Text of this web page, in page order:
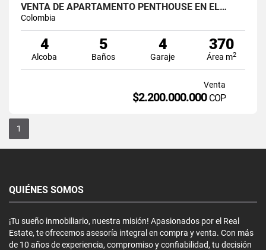
VENTA DE APARTAMENTO PENTHOUSE EN EL…
Colombia
4
Alcoba
5
Baños
4
Garaje
370
Área m2
Venta
$2.200.000.000 COP
1
QUIÉNES SOMOS
¡Tu sueño inmobiliario, nuestra misión! Apasionados por el Real
Estate, te ofrecemos asesoría integral en compra y venta. Con más
de 10 años de experiencia, compromiso y confiabilidad, tu decisión